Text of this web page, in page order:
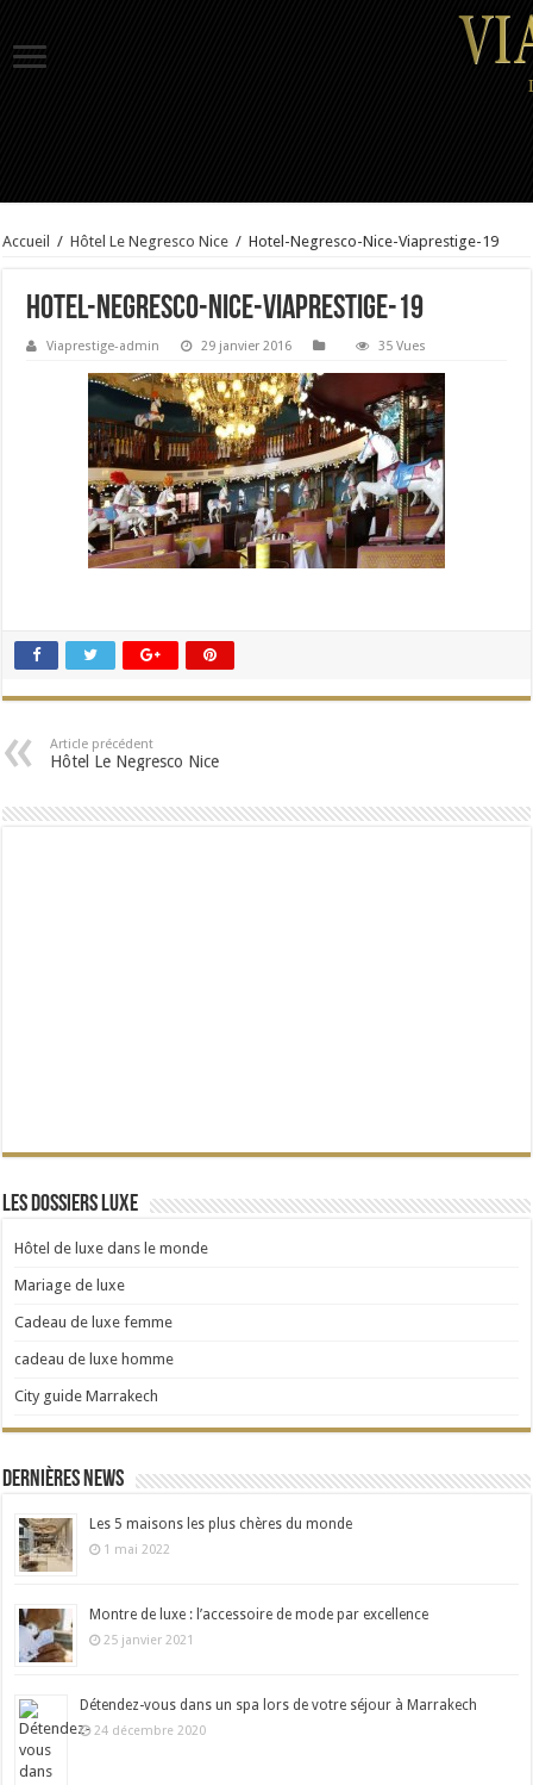
Accueil / Hôtel Le Negresco Nice / Hotel-Negresco-Nice-Viaprestige-19
Hotel-Negresco-Nice-Viaprestige-19
Viaprestige-admin 29 janvier 2016 35 Vues
Article précédent
Hôtel Le Negresco Nice
Les dossiers Luxe
Hôtel de luxe dans le monde
Mariage de luxe
Cadeau de luxe femme
cadeau de luxe homme
City guide Marrakech
Dernières news
Les 5 maisons les plus chères du monde
1 mai 2022
Montre de luxe : l’accessoire de mode par excellence
25 janvier 2021
Détendez-vous dans un spa lors de votre séjour à Marrakech
24 décembre 2020